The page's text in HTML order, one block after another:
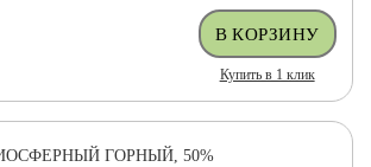
Купить в 1 клик
ГОРНЫЙ, 50%